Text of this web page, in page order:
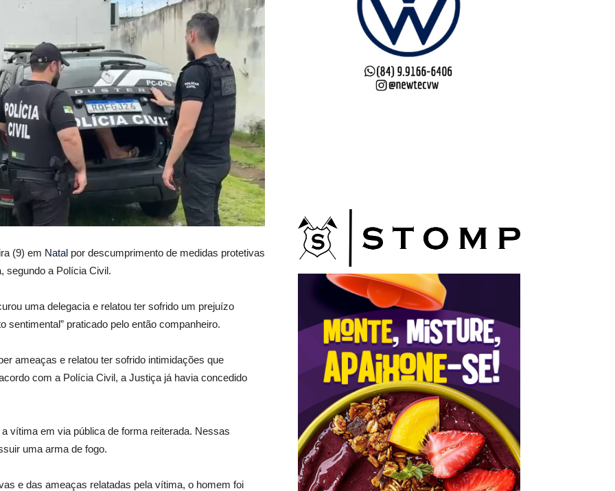
(9) em Natal por descumprimento de medidas protetivas
segundo a Polícia Civil.
uma delegacia e relatou ter sofrido um prejuízo
sentimental” praticado pelo então companheiro.
ameaças e relatou ter sofrido intimidações que
com a Polícia Civil, a Justiça já havia concedido
vítima em via pública de forma reiterada. Nessas
uma arma de fogo.
e das ameaças relatadas pela vítima, o homem foi